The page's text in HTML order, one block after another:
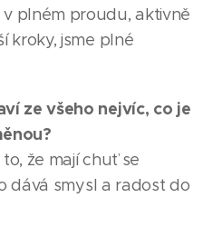
plném proudu, aktivně
kroky, jsme plné
ze všeho nejvíc, co je
že mají chuť se
dává smysl a radost do